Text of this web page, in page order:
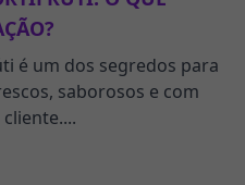
é um dos segredos para
saborosos e com